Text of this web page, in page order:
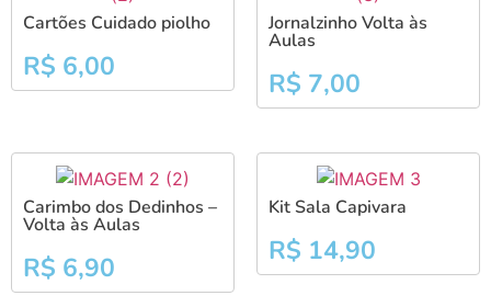
Cartões Cuidado piolho
R$ 6,00
Jornalzinho Volta às
Aulas
R$ 7,00
Carimbo dos Dedinhos –
Volta às Aulas
R$ 6,90
Kit Sala Capivara
R$ 14,90